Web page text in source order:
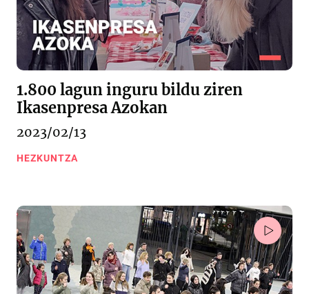
1.800 lagun inguru bildu ziren
Ikasenpresa Azokan
2023/02/13
HEZKUNTZA